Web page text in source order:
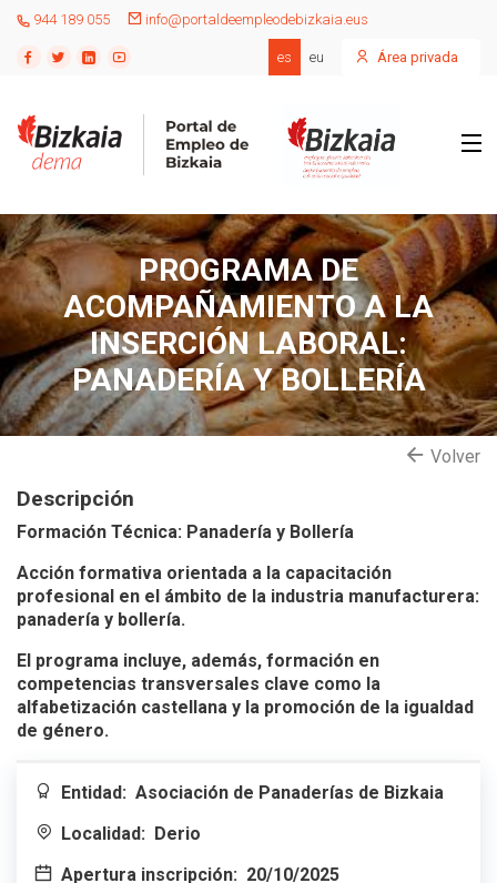
944 189 055 info@portaldeempleodebizkaia.eus
es eu Área privada
PROGRAMA DE
ACOMPAÑAMIENTO A LA
INSERCIÓN LABORAL:
PANADERÍA Y BOLLERÍA
Volver
Descripción
Formación Técnica: Panadería y Bollería
Acción formativa orientada a la capacitación
profesional en el ámbito de la industria manufacturera:
panadería y bollería.
El programa incluye, además, formación en
competencias transversales clave como la
alfabetización castellana y la promoción de la igualdad
de género.
Entidad: Asociación de Panaderías de Bizkaia
Localidad: Derio
Apertura inscripción: 20/10/2025